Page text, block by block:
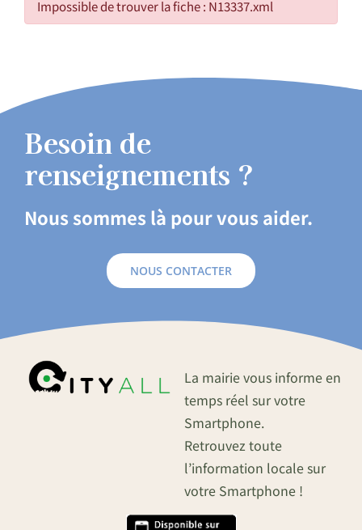
Impossible de trouver la fiche : N13337.xml
Besoin de
renseignements ?
Nous sommes là pour vous aider.
NOUS CONTACTER
La mairie vous informe en
temps réel sur votre
Smartphone.
Retrouvez toute
l’information locale sur
votre Smartphone !